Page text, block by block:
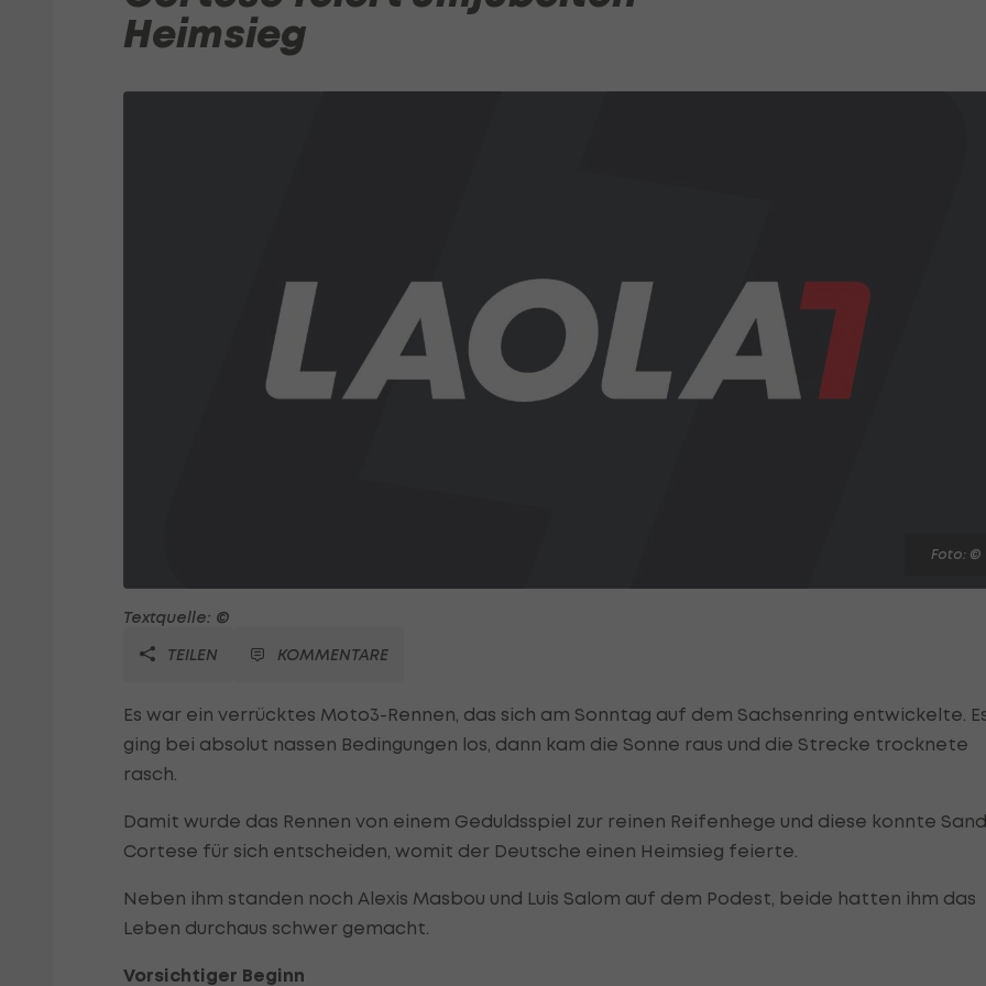
Heimsieg
Foto: ©
Textquelle: ©
TEILEN
KOMMENTARE
Es war ein verrücktes Moto3-Rennen, das sich am Sonntag auf dem Sachsenring entwickelte.
ging bei absolut nassen Bedingungen los, dann kam die Sonne raus und die Strecke trocknete
rasch.
Damit wurde das Rennen von einem Geduldsspiel zur reinen Reifenhege und diese konnte
Cortese für sich entscheiden, womit der Deutsche einen Heimsieg feierte.
Neben ihm standen noch Alexis Masbou und Luis Salom auf dem Podest, beide hatten ihm das
Leben durchaus schwer gemacht.
Vorsichtiger Beginn